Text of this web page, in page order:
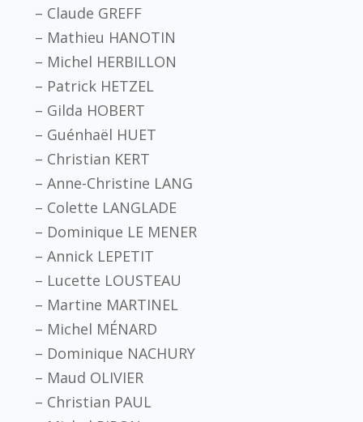
– Claude GREFF
– Mathieu HANOTIN
– Michel HERBILLON
– Patrick HETZEL
– Gilda HOBERT
– Guénhaël HUET
– Christian KERT
– Anne-Christine LANG
– Colette LANGLADE
– Dominique LE MENER
– Annick LEPETIT
– Lucette LOUSTEAU
– Martine MARTINEL
– Michel MÉNARD
– Dominique NACHURY
– Maud OLIVIER
– Christian PAUL